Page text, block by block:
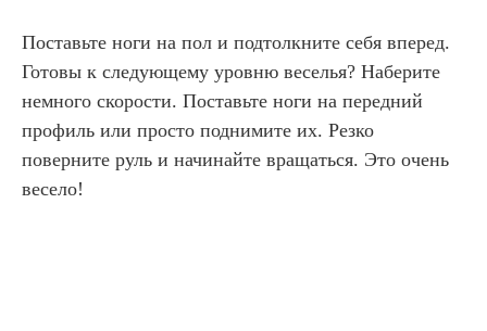
Поставьте ноги на пол и подтолкните себя вперед.
Готовы к следующему уровню веселья? Наберите
немного скорости. Поставьте ноги на передний
профиль или просто поднимите их. Резко
поверните руль и начинайте вращаться. Это очень
весело!